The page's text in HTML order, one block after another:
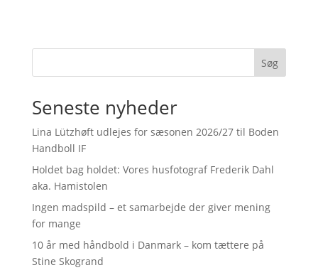
Søg
Seneste nyheder
Lina Lützhøft udlejes for sæsonen 2026/27 til Boden
Handboll IF
Holdet bag holdet: Vores husfotograf Frederik Dahl
aka. Hamistolen
Ingen madspild – et samarbejde der giver mening
for mange
10 år med håndbold i Danmark – kom tættere på
Stine Skogrand